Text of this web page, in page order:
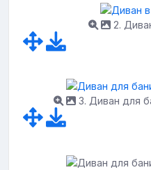
2.
3. Диван для